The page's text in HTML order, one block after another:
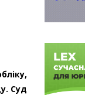
Суд